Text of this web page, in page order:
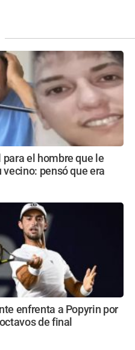
el hombre que le
vecino: pensó que era
enfrenta a Popyrin por
de final